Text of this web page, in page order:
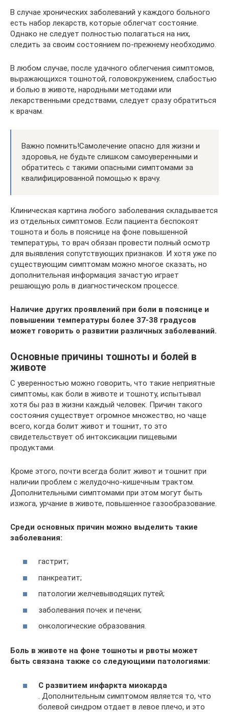
В случае хронических заболеваний у каждого больного
есть набор лекарств, которые облегчат состояние.
Однако не следует полностью полагаться на них,
следить за своим состоянием по-прежнему необходимо.
В любом случае, после удачного облегчения симптомов,
выражающихся тошнотой, головокружением, слабостью
и болью в животе, народными методами или
лекарственными средствами, следует сразу обратиться
к врачам.
Важно помнить!Самолечение опасно для жизни и
здоровья, не будьте слишком самоуверенными и
обратитесь с такими опасными симптомами за
квалифицированной помощью к врачу.
Клиническая картина любого заболевания складывается
из отдельных симптомов. Если пациента беспокоят
тошнота и боль в пояснице на фоне повышенной
температуры, то врач обязан провести полный осмотр
для выявления сопутствующих признаков. И хотя уже по
существующим симптомам можно многое сказать, но
дополнительная информация зачастую играет
решающую роль в диагностическом процессе.
Наличие других проявлений при боли в пояснице и
повышении температуры более 37-38 градусов
может говорить о развитии различных заболеваний.
Основные причины тошноты и болей в
животе
С уверенностью можно говорить, что такие неприятные
симптомы, как боли в животе и тошноту, испытывал
хотя бы раз в жизни каждый человек. Причин такого
состояния существует огромное множество, но чаще
всего, когда болит живот и тошнит, то это
свидетельствует об интоксикации пищевыми
продуктами.
Кроме этого, почти всегда болит живот и тошнит при
наличии проблем с желудочно-кишечным трактом.
Дополнительными симптомами при этом могут быть
изжога, урчание в животе, повышенное газообразование.
Среди основных причин можно выделить такие
заболевания:
гастрит;
панкреатит;
патологии желчевыводящих путей;
заболевания почек и печени;
онкологические образования.
Боль в животе на фоне тошноты и рвоты может
быть связана также со следующими патологиями:
С развитием инфаркта миокарда
. Дополнительным симптомом является то, что
болевой синдром отдает в левое плечо, и это